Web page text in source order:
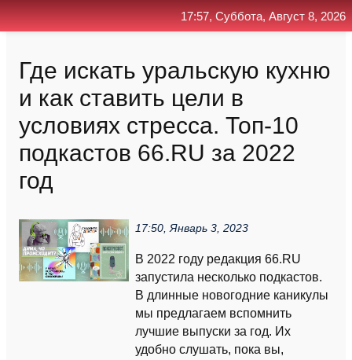
Где искать уральскую кухню
и как ставить цели в
условиях стресса. Топ-10
подкастов 66.RU за 2022
год
17:50, Январь 3, 2023
В 2022 году редакция 66.RU
запустила несколько подкастов.
В длинные новогодние каникулы
мы предлагаем вспомнить
лучшие выпуски за год. Их
удобно слушать, пока вы,
17:57, Суббота, Август 8, 2026